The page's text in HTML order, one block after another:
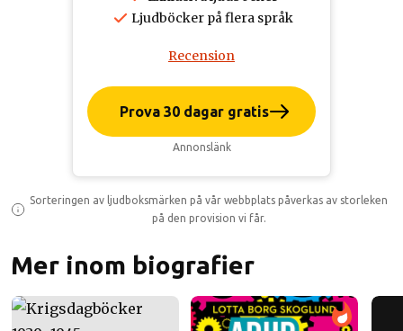
Ljudböcker på flera språk
Recension
Prova 30 dagar gratis
Annonslänk
Sorteringen av ljudboksmärken på vår webbplats påverkas av storleken
på den provision vi får.
Mer inom biografier